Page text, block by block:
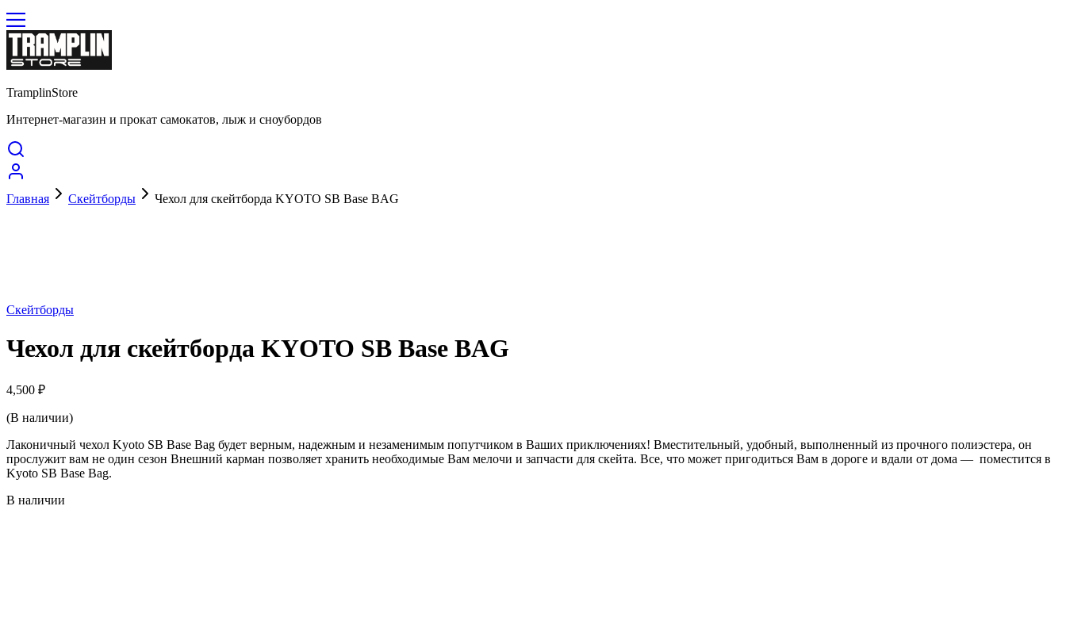
TramplinStore
Интернет-магазин и прокат самокатов, лыж и сноубордов
Главная Скейтборды Чехол для скейтборда KYOTO SB Base BAG
Скейтборды
Чехол для скейтборда KYOTO SB Base BAG
4,500 ₽
(В наличии)
Лаконичный чехол Kyoto SB Base Bag будет верным, надежным и незаменимым попутчиком в Ваших приключениях! Вместительный, удобный, выполненный из прочного полиэстера, он
прослужит вам не один сезон Внешний карман позволяет хранить необходимые Вам мелочи и запчасти для скейта. Все, что может пригодиться Вам в дороге и вдали от дома — поместится в
Kyoto SB Base Bag.
В наличии